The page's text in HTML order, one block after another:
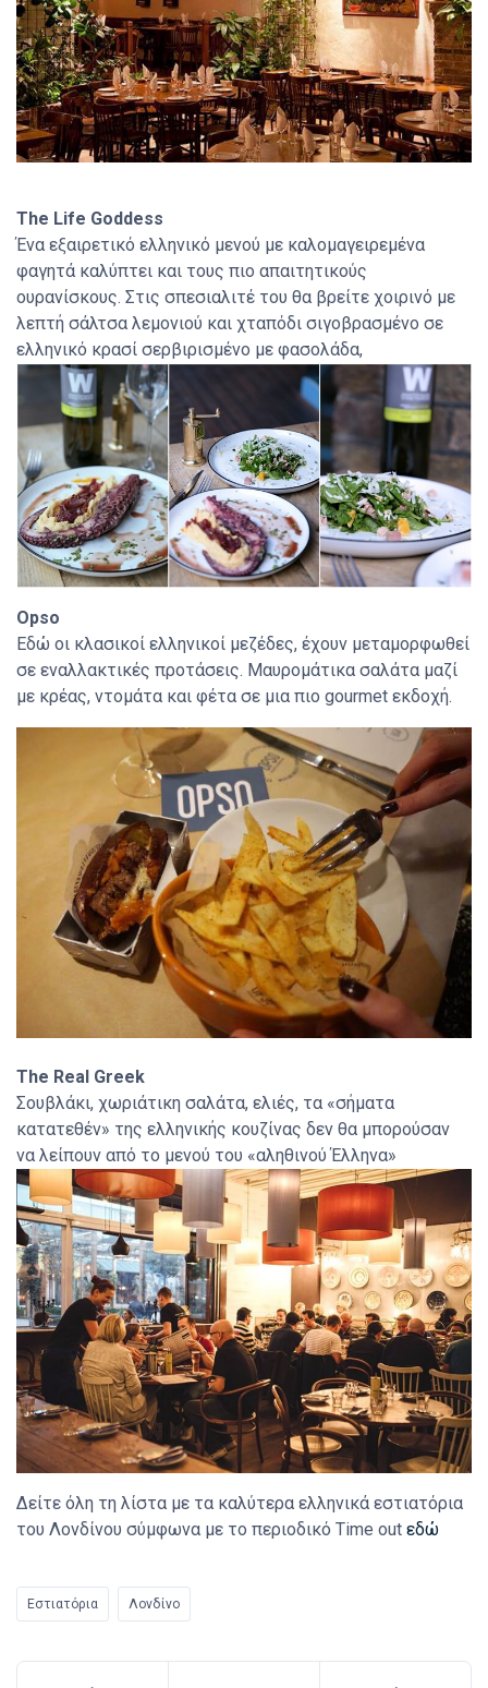
The Life Goddess
Ένα εξαιρετικό ελληνικό μενού με καλομαγειρεμένα
φαγητά καλύπτει και τους πιο απαιτητικούς
ουρανίσκους. Στις σπεσιαλιτέ του θα βρείτε χοιρινό με
λεπτή σάλτσα λεμονιού και χταπόδι σιγοβρασμένο σε
ελληνικό κρασί σερβιρισμένο με φασολάδα,
Opso
Εδώ οι κλασικοί ελληνικοί μεζέδες, έχουν μεταμορφωθεί
σε εναλλακτικές προτάσεις. Μαυρομάτικα σαλάτα μαζί
με κρέας, ντομάτα και φέτα σε μια πιο gourmet εκδοχή.
The Real Greek
Σουβλάκι, χωριάτικη σαλάτα, ελιές, τα «σήματα
κατατεθέν» της ελληνικής κουζίνας δεν θα μπορούσαν
να λείπουν από το μενού του «αληθινού Έλληνα»
Δείτε όλη τη λίστα με τα καλύτερα ελληνικά εστιατόρια
του Λονδίνου σύμφωνα με το περιοδικό Time out εδώ
Εστιατόρια Λονδίνο